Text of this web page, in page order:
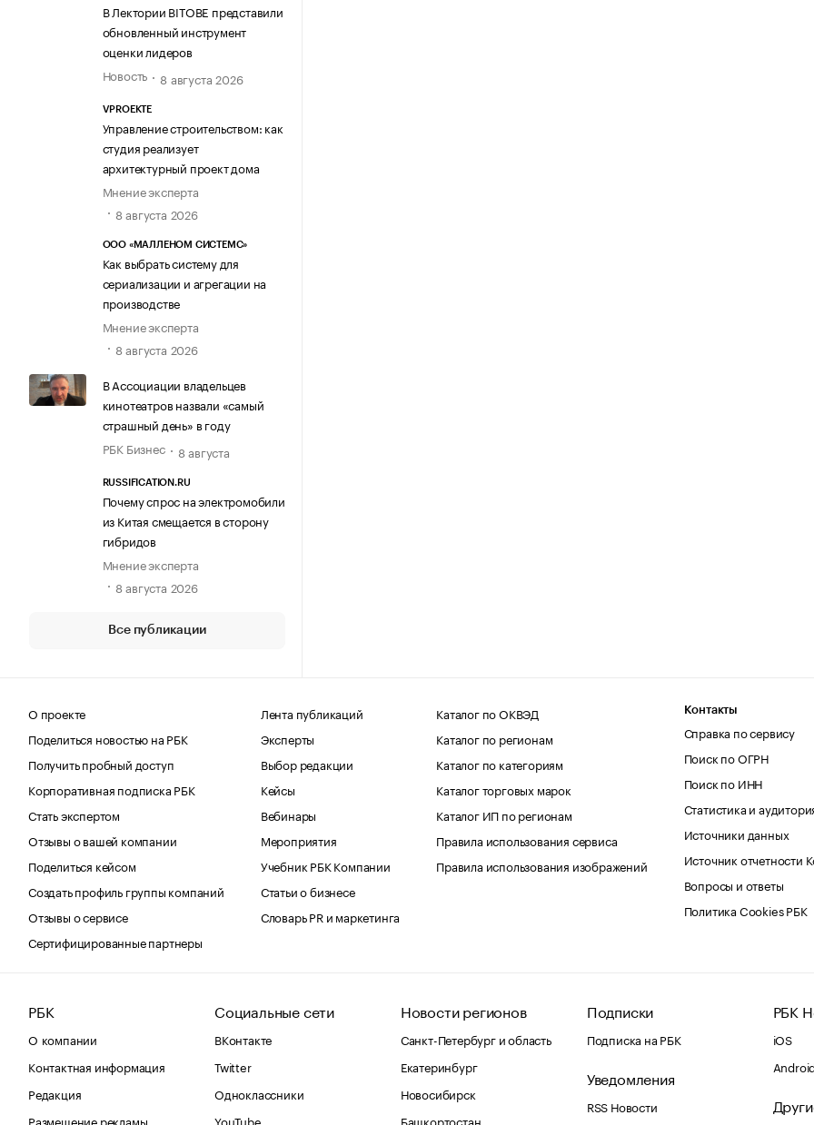
В Лектории BITOBE представили
обновленный инструмент
оценки лидеров
Новость
8 августа 2026
VPROEKTE
Управление строительством: как
студия реализует
архитектурный проект дома
Мнение эксперта
8 августа 2026
ООО «МАЛЛЕНОМ СИСТЕМС»
Как выбрать систему для
сериализации и агрегации на
производстве
Мнение эксперта
8 августа 2026
В Ассоциации владельцев
кинотеатров назвали «самый
страшный день» в году
РБК Бизнес
8 августа
RUSSIFICATION.RU
Почему спрос на электромобили
из Китая смещается в сторону
гибридов
Мнение эксперта
8 августа 2026
Все публикации
О проекте
Поделиться новостью на РБК
Получить пробный доступ
Корпоративная подписка РБК
Стать экспертом
Отзывы о вашей компании
Поделиться кейсом
Создать профиль группы компаний
Отзывы о сервисе
Сертифицированные партнеры
Лента публикаций
Эксперты
Выбор редакции
Кейсы
Вебинары
Мероприятия
Учебник РБК Компании
Статьи о бизнесе
Словарь PR и маркетинга
Каталог по ОКВЭД
Каталог по регионам
Каталог по категориям
Каталог торговых марок
Каталог ИП по регионам
Правила использования сервиса
Правила использования изображений
Контакты
Справка по сервису
Поиск по ОГРН
Поиск по ИНН
Статистика и
Источники данных
Источник отчетности
Вопросы и ответы
Политика Cookies РБК
РБК
О компании
Контактная информация
Редакция
Размещение рекламы
Социальные сети
ВКонтакте
Twitter
Одноклассники
YouTube
Новости регионов
Санкт-Петербург и область
Екатеринбург
Новосибирск
Башкортостан
Подписки
Подписка на РБК
Уведомления
RSS Новости
РБК
iOS